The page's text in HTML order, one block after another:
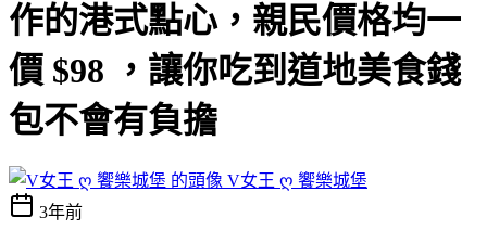
作的港式點心，親民價格均一
價 $98 ，讓你吃到道地美食錢
包不會有負擔
V女王 ღ 饗樂城堡
3年前